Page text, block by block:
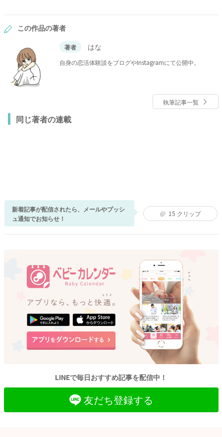
この作品の著者
著者 はな
自身の恋活体験談をブログやInstagramにて公開中。
執筆記事一覧
同じ著者の連載
新着記事が配信されたら、メールやプッシ
ュ通知でお知らせ！
15 クリップ
LINEで毎日おすすめ記事を配信中！
友だち登録する